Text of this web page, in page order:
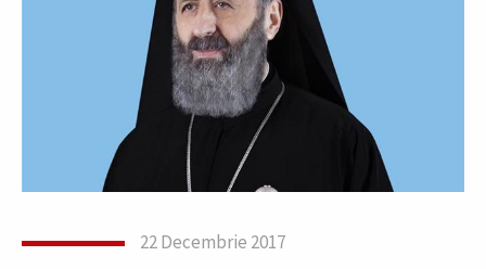
22 Decembrie 2017